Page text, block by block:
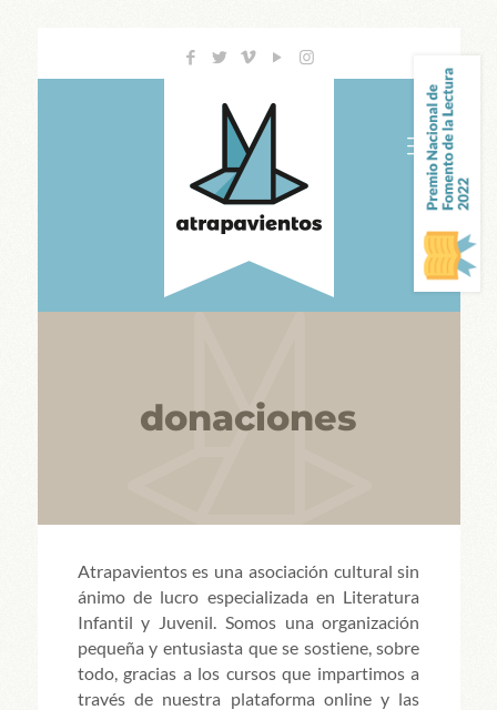
donaciones
Atrapavientos es una asociación cultural sin
ánimo de lucro especializada en Literatura
Infantil y Juvenil. Somos una organización
pequeña y entusiasta que se sostiene, sobre
todo, gracias a los cursos que impartimos a
través de nuestra plataforma online y las